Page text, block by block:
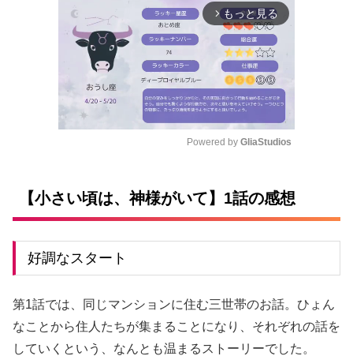
arrow_forward_ios もっと見る
u
t
e
Powered by GliaStudios
【小さい頃は、神様がいて】1話の感想
好調なスタート
第1話では、同じマンションに住む三世帯のお話。ひょん
なことから住人たちが集まることになり、それぞれの話を
していくという、なんとも温まるストーリーでした。